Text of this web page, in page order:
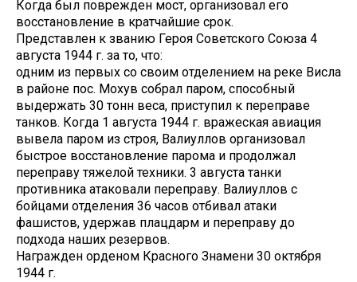
Когда был поврежден мост, организовал его
восстановление в кратчайшие срок.
Представлен к званию Героя Советского Союза 4
августа 1944 г. за то, что:
одним из первых со своим отделением на реке Висла
в районе пос. Мохув собрал паром, способный
выдержать 30 тонн веса, приступил к переправе
танков. Когда 1 августа 1944 г. вражеская авиация
вывела паром из строя, Валиуллов организовал
быстрое восстановление парома и продолжал
переправу тяжелой техники. 3 августа танки
противника атаковали переправу. Валиуллов с
бойцами отделения 36 часов отбивал атаки
фашистов, удержав плацдарм и переправу до
подхода наших резервов.
Награжден орденом Красного Знамени 30 октября
1944 г.